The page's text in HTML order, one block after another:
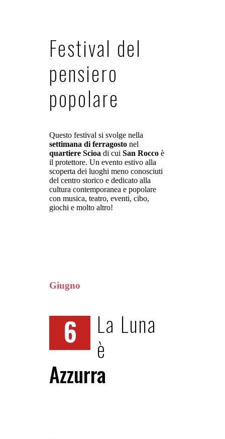
Festival del
pensiero
popolare
Questo festival si svolge nella
settimana di ferragosto nel
quartiere Scioa di cui San Rocco è
il protettore. Un evento estivo alla
scoperta dei luoghi meno conosciuti
del centro storico e dedicato alla
cultura contemporanea e popolare
con musica, teatro, eventi, cibo,
giochi e molto altro!
Giugno
6
La Luna
è
Azzurra